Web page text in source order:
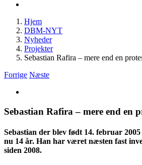
Hjem
DBM-NYT
Nyheder
Projekter
Sebastian Rafira – mere end en
Forrige Næste
billede
Sebastian Rafira – mere end en
Sebastian der blev født 14. februar
nu 14 år. Han har været næsten fast
siden 2008.